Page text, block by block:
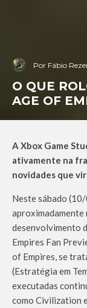
Por Fábio
O QUE
AGE OF
A Xbox Game
ativamente na
novidades que
Neste sábado
aproximadamente
desenvolvimento
Empires Fan
of Empires, se
(Estratégia em
executadas
como Civilization